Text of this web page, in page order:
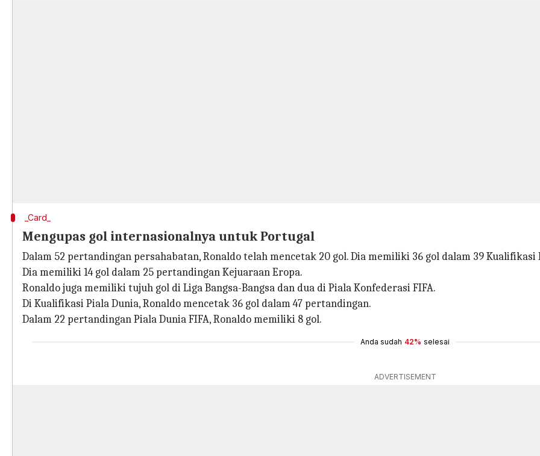
_Card_
Mengupas gol internasionalnya untuk Portugal
Dalam 52 pertandingan persahabatan, Ronaldo telah mencetak 20 gol. Dia memiliki 36 gol dalam 39 Kualifikasi
Dia memiliki 14 gol dalam 25 pertandingan Kejuaraan Eropa.
Ronaldo juga memiliki tujuh gol di Liga Bangsa-Bangsa dan dua di Piala Konfederasi FIFA.
Di Kualifikasi Piala Dunia, Ronaldo mencetak 36 gol dalam 47 pertandingan.
Dalam 22 pertandingan Piala Dunia FIFA, Ronaldo memiliki 8 gol.
Anda sudah 42% selesai
ADVERTISEMENT